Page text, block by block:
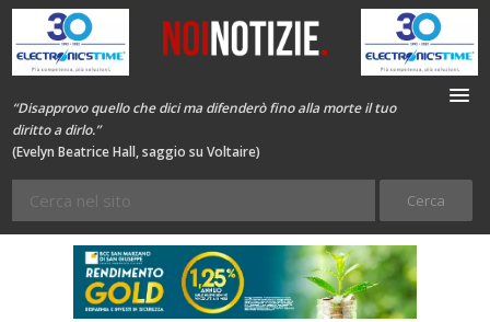
“Disapprovo quello che dici ma difenderò fino alla morte il tuo
diritto a dirlo.”
(Evelyn Beatrice Hall, saggio su Voltaire)